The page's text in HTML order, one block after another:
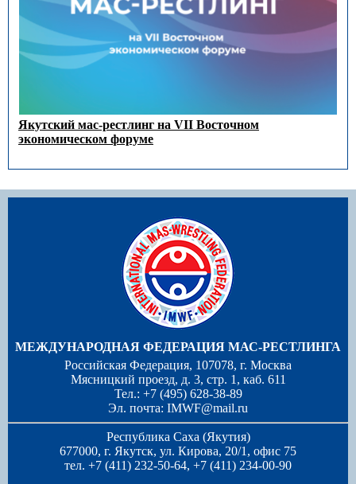
Якутский мас-рестлинг на VII Восточном
экономическом форуме
МЕЖДУНАРОДНАЯ ФЕДЕРАЦИЯ МАС-РЕСТЛИНГА
Российская Федерация, 107078, г. Москва
Мясницкий проезд, д. 3, стр. 1, каб. 611
Тел.: +7 (495) 628-38-89
Эл. почта: IMWF@mail.ru
Республика Саха (Якутия)
677000, г. Якутск, ул. Кирова, 20/1, офис 75
тел. +7 (411) 232-50-64, +7 (411) 234-00-90